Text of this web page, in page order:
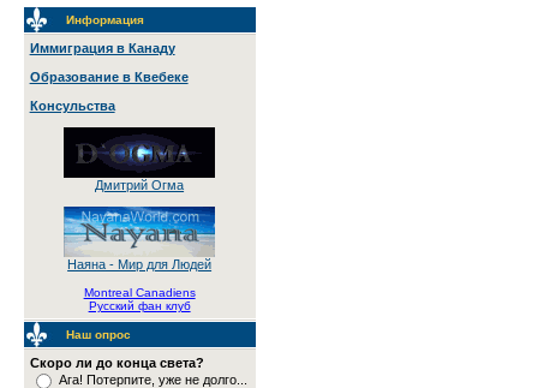
Информация
Иммиграция в Канаду
Образование в Квебеке
Консульства
Дмитрий Огма
Наяна - Мир для Людей
Montreal Canadiens
Русский фан клуб
Наш опрос
Скоро ли до конца света?
Ага! Потерпите, уже не долго...